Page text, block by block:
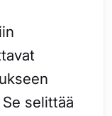
selittää